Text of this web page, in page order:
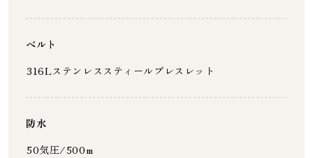
ベルト
316Lステンレススティールブレスレット
防水
50気圧/500m